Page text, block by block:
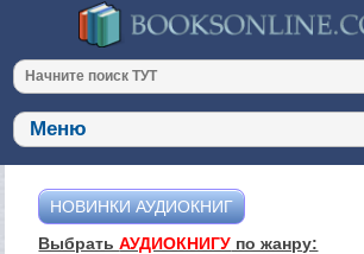
НОВИНКИ АУДИОКНИГ
ВыбратьАУДИОКНИГУ по жанру: